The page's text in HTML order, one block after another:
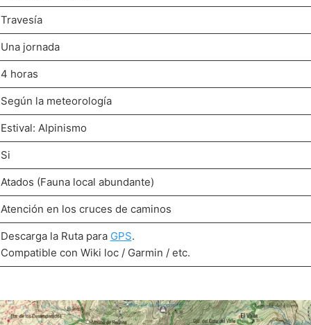
Travesía
Una jornada
4 horas
Según la meteorología
Estival: Alpinismo
Si
Atados (Fauna local abundante)
Atención en los cruces de caminos
Descarga la Ruta para GPS.
Compatible con Wiki loc / Garmin / etc.